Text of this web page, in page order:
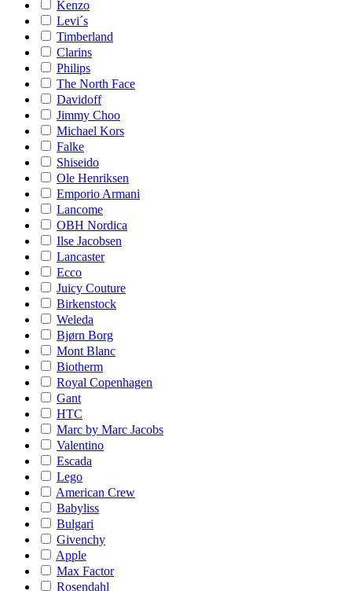
Kenzo
Levi´s
Timberland
Clarins
Philips
The North Face
Davidoff
Jimmy Choo
Michael Kors
Falke
Shiseido
Ole Henriksen
Emporio Armani
Lancome
OBH Nordica
Ilse Jacobsen
Lancaster
Ecco
Juicy Couture
Birkenstock
Weleda
Bjørn Borg
Mont Blanc
Biotherm
Royal Copenhagen
Gant
HTC
Marc by Marc Jacobs
Valentino
Escada
Lego
American Crew
Babyliss
Bulgari
Givenchy
Apple
Max Factor
Rosendahl